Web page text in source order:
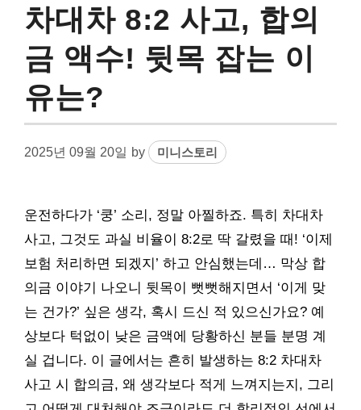
차대차 8:2 사고, 합의
금 액수! 뒷목 잡는 이
유는?
2025년 09월 20일 by 미니스토리
운전하다가 ‘쿵’ 소리, 정말 아찔하죠. 특히 차대차
사고, 그것도 과실 비율이 8:2로 딱 갈렸을 때! ‘이제
보험 처리하면 되겠지’ 하고 안심했는데… 막상 합
의금 이야기 나오니 뒷목이 뻣뻣해지면서 ‘이게 맞
는 건가?’ 싶은 생각, 혹시 드신 적 있으신가요? 예
상보다 턱없이 낮은 금액에 당황하신 분들 분명 계
실 겁니다. 이 글에서는 흔히 발생하는 8:2 차대차
사고 시 합의금, 왜 생각보다 적게 느껴지는지, 그리